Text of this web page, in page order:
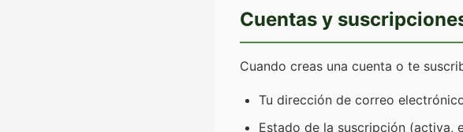
Cuentas y
Cuando creas una cuenta o te
Tu dirección de correo
Estado de la suscripción (activa,